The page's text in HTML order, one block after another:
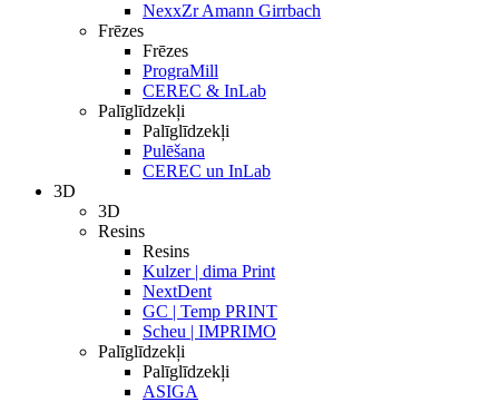
NexxZr Amann Girrbach
Frēzes
Frēzes
PrograMill
CEREC & InLab
Palīglīdzekļi
Palīglīdzekļi
Pulēšana
CEREC un InLab
3D
3D
Resins
Resins
Kulzer | dima Print
NextDent
GC | Temp PRINT
Scheu | IMPRIMO
Palīglīdzekļi
Palīglīdzekļi
ASIGA